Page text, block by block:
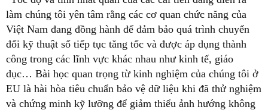
làm chúng tôi yên tâm rằng các cơ quan chức năng của
Việt Nam đang đồng hành để đảm bảo quá trình chuyển
đổi kỹ thuật số tiếp tục tăng tốc và được áp dụng thành
công trong các lĩnh vực khác nhau như kinh tế, giáo
dục… Bài học quan trọng từ kinh nghiệm của chúng tôi ở
EU là hài hòa tiêu chuẩn bảo vệ dữ liệu khi đã thử nghiệm
và chứng minh kỹ lưỡng để giảm thiểu ảnh hướng không